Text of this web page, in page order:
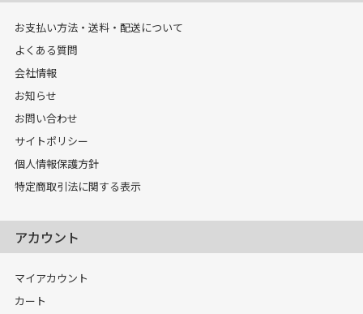
お支払い方法・送料・配送について
よくある質問
会社情報
お知らせ
お問い合わせ
サイトポリシー
個人情報保護方針
特定商取引法に関する表示
アカウント
マイアカウント
カート